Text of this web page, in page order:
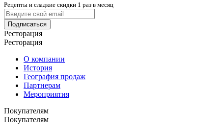
Рецепты и сладкие скидки 1 раз в месяц
Подписаться
Ресторация
Ресторация
О компании
История
География продаж
Партнерам
Мероприятия
Покупателям
Покупателям